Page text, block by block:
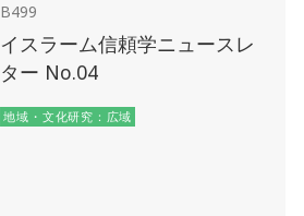
B499
イスラーム信頼学ニュースレ
ター No.04
地域・文化研究：広域